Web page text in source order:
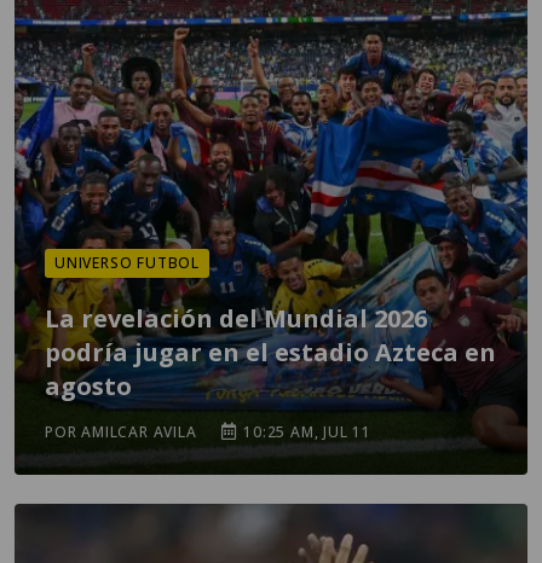
UNIVERSO FUTBOL
La revelación del Mundial 2026
podría jugar en el estadio Azteca en
agosto
POR AMILCAR AVILA 10:25 AM, JUL 11